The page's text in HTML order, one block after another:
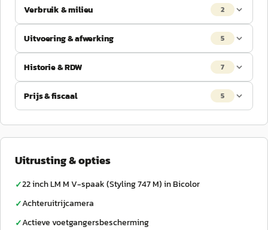
Verbruik & milieu 2
Uitvoering & afwerking 5
Historie & RDW 7
Prijs & fiscaal 5
Uitrusting & opties
✓22 inch LM M V-spaak (Styling 747 M) in Bicolor
✓Achteruitrijcamera
✓Actieve voetgangersbescherming